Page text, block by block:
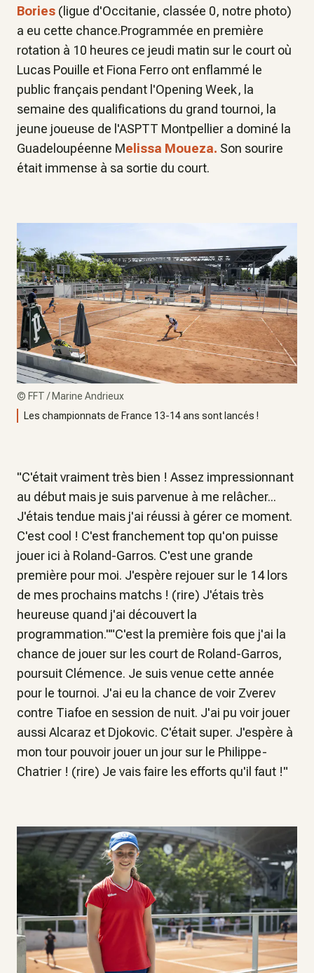
Bories (ligue d'Occitanie, classée 0, notre photo)
a eu cette chance.Programmée en première
rotation à 10 heures ce jeudi matin sur le court où
Lucas Pouille et Fiona Ferro ont enflammé le
public français pendant l'Opening Week, la
semaine des qualifications du grand tournoi, la
jeune joueuse de l'ASPTT Montpellier a dominé la
Guadeloupéenne Melissa Moueza. Son sourire
était immense à sa sortie du court.
© FFT / Marine Andrieux
Les championnats de France 13-14 ans sont lancés !
"C'était vraiment très bien ! Assez impressionnant
au début mais je suis parvenue à me relâcher...
J'étais tendue mais j'ai réussi à gérer ce moment.
C'est cool ! C'est franchement top qu'on puisse
jouer ici à Roland-Garros. C'est une grande
première pour moi. J'espère rejouer sur le 14 lors
de mes prochains matchs ! (rire) J'étais très
heureuse quand j'ai découvert la
programmation.""C'est la première fois que j'ai la
chance de jouer sur les court de Roland-Garros,
poursuit Clémence. Je suis venue cette année
pour le tournoi. J'ai eu la chance de voir Zverev
contre Tiafoe en session de nuit. J'ai pu voir jouer
aussi Alcaraz et Djokovic. C'était super. J'espère à
mon tour pouvoir jouer un jour sur le Philippe-
Chatrier ! (rire) Je vais faire les efforts qu'il faut !"